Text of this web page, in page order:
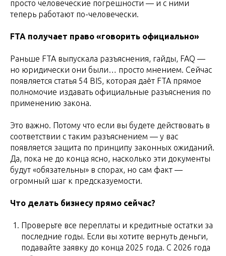
просто человеческие погрешности — и с ними
теперь работают по-человечески.
FTA получает право «говорить официально»
Раньше FTA выпускала разъяснения, гайды, FAQ —
но юридически они были… просто мнением. Сейчас
появляется статья 54 BIS, которая даёт FTA прямое
полномочие издавать официальные разъяснения по
применению закона.
Это важно. Потому что если вы будете действовать в
соответствии с таким разъяснением — у вас
появляется защита по принципу законных ожиданий.
Да, пока не до конца ясно, насколько эти документы
будут «обязательны» в спорах, но сам факт —
огромный шаг к предсказуемости.
Что делать бизнесу прямо сейчас?
Проверьте все переплаты и кредитные остатки за
последние годы. Если вы хотите вернуть деньги,
подавайте заявку до конца 2025 года. С 2026 года